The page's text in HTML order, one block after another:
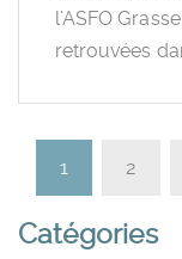
l’ASFO
retrouvées
1 2
Catégories